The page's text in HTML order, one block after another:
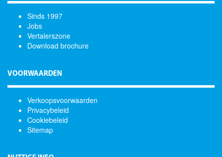
Sinds 1997
Jobs
Vertalerszone
Download brochure
VOORWAARDEN
Verkoopsvoorwaarden
Privacybeleid
Cookiebeleid
Sitemap